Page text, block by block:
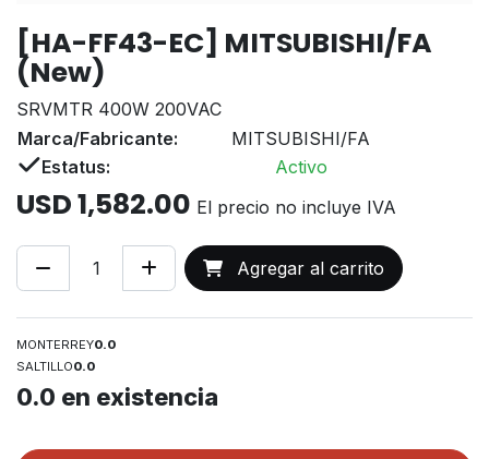
[HA-FF43-EC] MITSUBISHI/FA
(New)
SRVMTR 400W 200VAC
Marca/Fabricante:
MITSUBISHI/FA
Estatus:
Activo
USD1,582.00 El precio no incluye IVA
Agregar al carrito
MONTERREY0.0
SALTILLO0.0
0.0 en existencia